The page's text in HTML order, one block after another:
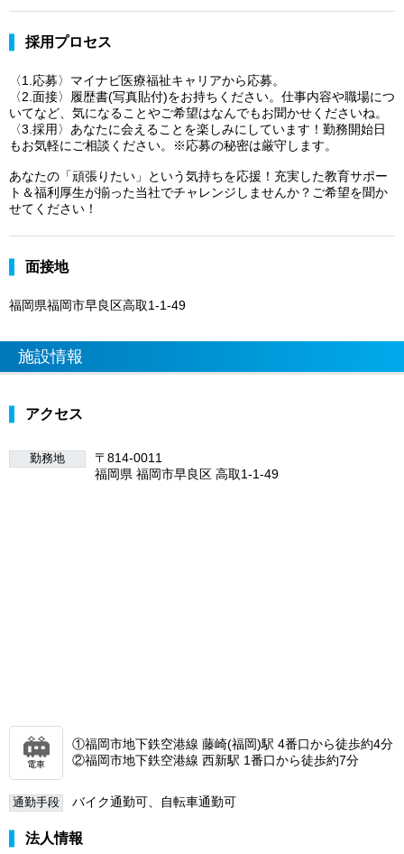
採用プロセス
〈1.応募〉マイナビ医療福祉キャリアから応募。
〈2.面接〉履歴書(写真貼付)をお持ちください。仕事内容や職場につ
いてなど、気になることやご希望はなんでもお聞かせくださいね。
〈3.採用〉あなたに会えることを楽しみにしています！勤務開始日
もお気軽にご相談ください。※応募の秘密は厳守します。
あなたの「頑張りたい」という気持ちを応援！充実した教育サポー
ト＆福利厚生が揃った当社でチャレンジしませんか？ご希望を聞か
せてください！
面接地
福岡県福岡市早良区高取1-1-49
施設情報
アクセス
勤務地
〒814-0011
福岡県 福岡市早良区 高取1-1-49
電車
①福岡市地下鉄空港線 藤崎(福岡)駅 4番口から徒歩約4分
②福岡市地下鉄空港線 西新駅 1番口から徒歩約7分
通勤手段 バイク通勤可、自転車通勤可
法人情報